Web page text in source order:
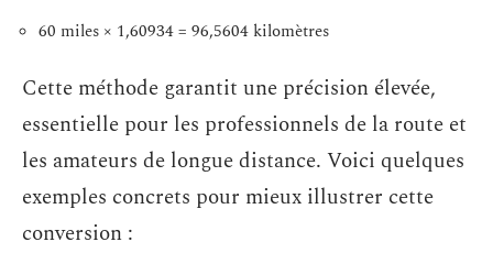
60 miles × 1,60934 = 96,5604 kilomètres
Cette méthode garantit une précision élevée,
essentielle pour les professionnels de la route et
les amateurs de longue distance. Voici quelques
exemples concrets pour mieux illustrer cette
conversion :